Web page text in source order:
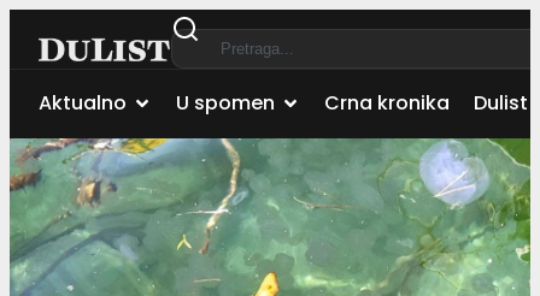
Aktualno U spomen Crna kronika Dulist